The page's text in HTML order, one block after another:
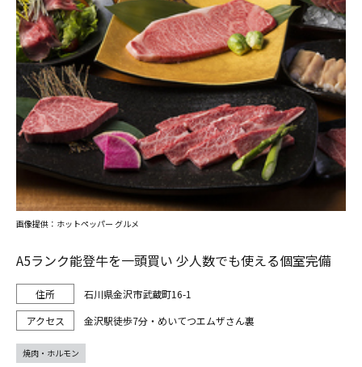
A5ランク能登牛を一頭買い 少人数でも使える個室完備
石川県金沢市武蔵町16-1
金沢駅徒歩7分・めいてつエムザさん裏
画像提供：ホットペッパー グルメ
焼肉・ホルモン